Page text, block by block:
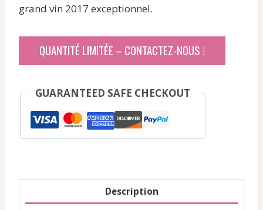
grand vin 2017 exceptionnel.
QUANTITÉ LIMITÉE – CONTACTEZ-NOUS !
GUARANTEED SAFE CHECKOUT
Description